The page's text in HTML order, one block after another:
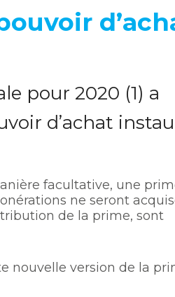
pour 2020 (1) a
d’achat
facultative, une
ne seront
de la prime, sont
nouvelle version de la